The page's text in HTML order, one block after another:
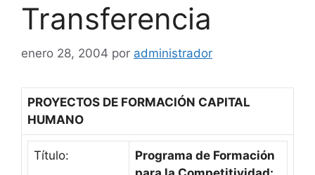
Transferencia
enero 28, 2004 por administrador
PROYECTOS DE FORMACIÓN CAPITAL
HUMANO
Título:
Programa de Formación